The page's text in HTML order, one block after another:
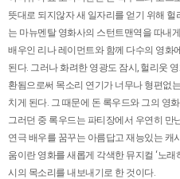
뜻대로 되지않자 새 일자리를 얻기 위해
는 마뉴멘탈 영화사의 스턴트맨역을 따내
배우인 리나 레이먼트와 함께 다수의 영화
된다. 그러나 화려한 영광도 잠시, 헐리웃
환됨으로써 목소리 연기가 너무나 형편없
치게 된다. 그 때문에 돈 록우드와 그의 영
그러던 중 록우드는 파티장에서 우연히 만
연극 배우를 꿈꾸는 아름답고 재능있는 캐
움이란 영화를 새롭게 각색한 뮤지컬 ‘노
시의 목소리를 내보내기로 한 것이다.